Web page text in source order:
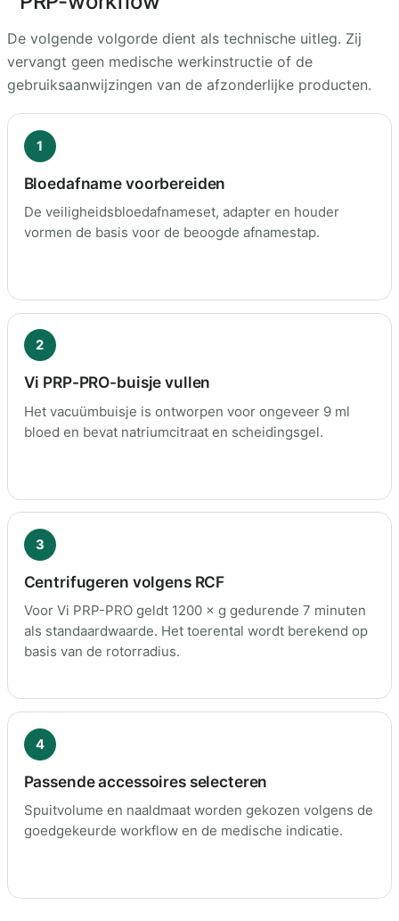
De volgende volgorde dient als technische uitleg. Zij
vervangt geen medische werkinstructie of de
gebruiksaanwijzingen van de afzonderlijke producten.
1
Bloedafname voorbereiden
De veiligheidsbloedafnameset, adapter en houder
vormen de basis voor de beoogde afnamestap.
2
Vi PRP-PRO-buisje vullen
Het vacuümbuisje is ontworpen voor ongeveer 9 ml
bloed en bevat natriumcitraat en scheidingsgel.
3
Centrifugeren volgens RCF
Voor Vi PRP-PRO geldt 1200 × g gedurende 7 minuten
als standaardwaarde. Het toerental wordt berekend op
basis van de rotorradius.
4
Passende accessoires selecteren
Spuitvolume en naaldmaat worden gekozen volgens de
goedgekeurde workflow en de medische indicatie.